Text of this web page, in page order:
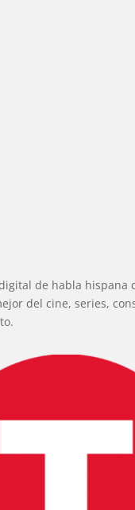
de habla hispana
del cine, series,